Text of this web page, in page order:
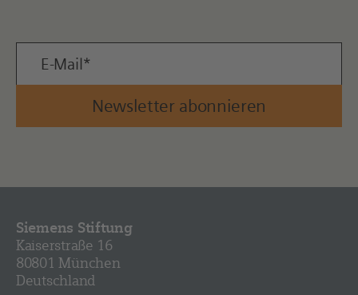
Newsletter abonnieren
Siemens Stiftung
Kaiserstraße 16
80801 München
Deutschland